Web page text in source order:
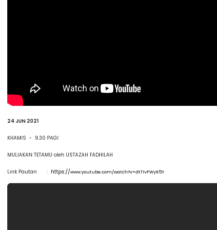
24 JUN 2021
KHAMIS - 9.30 PAGI
MULIAKAN TETAMU oleh USTAZAH FADHILAH
Link Pautan : https://www.youtube.com/watch?v=dtTIvFWyR5Y